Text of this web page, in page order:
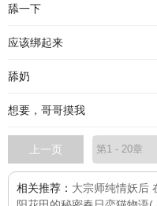
舔一下
应该绑起来
舔奶
想要，哥哥摸我
上一页
相关推荐： 大宗师纯情妖后